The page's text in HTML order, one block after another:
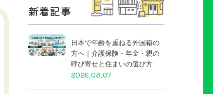
新着記事
日本で年齢を重ねる外国籍の
方へ｜介護保険・年金・親の
呼び寄せと住まいの選び方
2026.08.07